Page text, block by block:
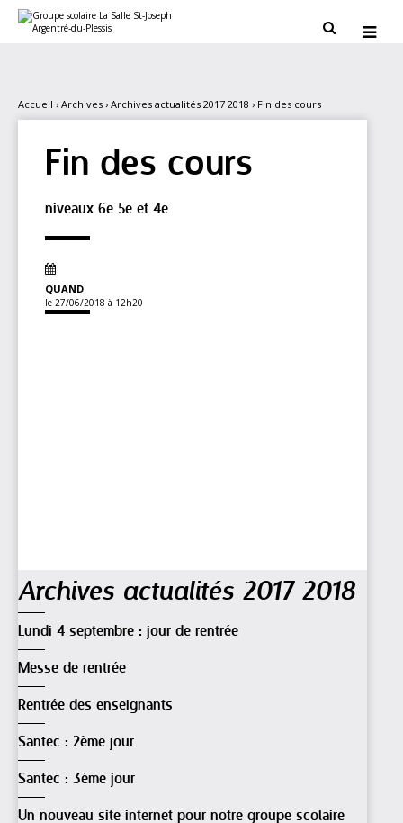
contenu.
personnels
 
Accueil › Archives › Archives actualités 2017 2018 › Fin des cours
Fin des cours
niveaux 6e 5e et 4e
QUAND
le 27/06/2018 à 12h20
Archives actualités 2017 2018
Lundi 4 septembre : jour de rentrée
Messe de rentrée
Rentrée des enseignants
Santec : 2ème jour
Santec : 3ème jour
Un nouveau site internet pour notre groupe scolaire